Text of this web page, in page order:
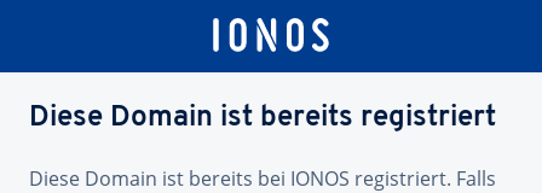
Diese Domain ist bereits registriert
Diese Domain ist bereits bei IONOS registriert. Falls